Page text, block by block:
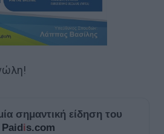
σημαντική είδηση του
Paidis.com